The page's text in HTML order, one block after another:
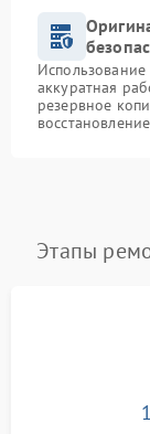
аккуратная
резервное
Этапы